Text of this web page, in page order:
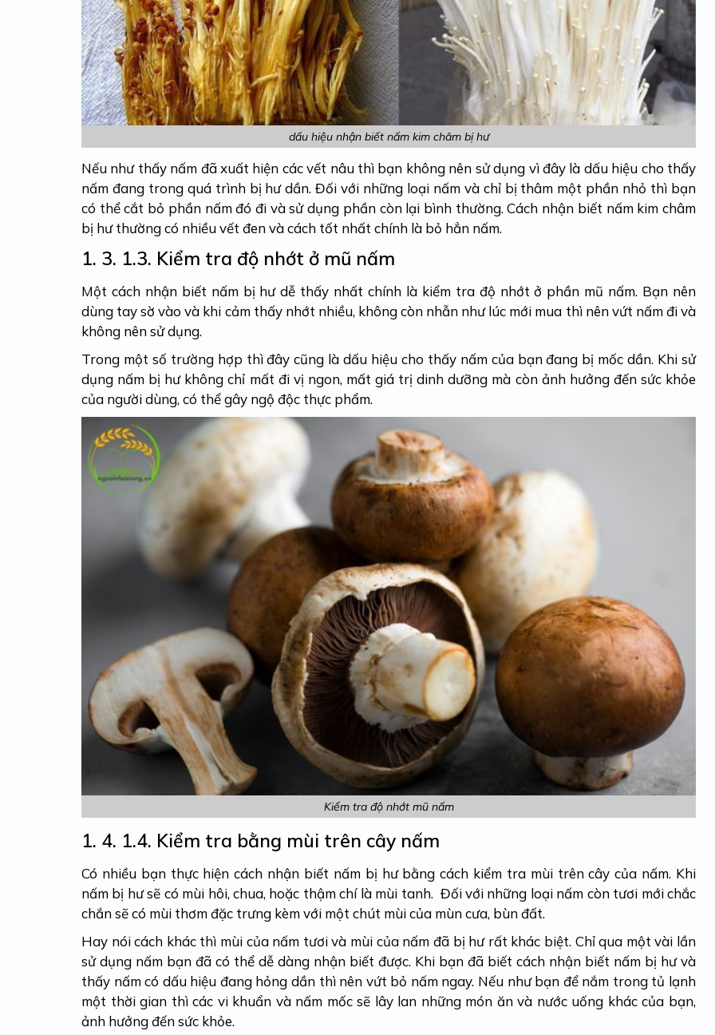
dấu hiệu nhận biết nấm kim châm bị hư
Nếu như thấy nấm đã xuất hiện các vết nâu thì bạn không nên sử dụng vì đây là dấu hiệu cho thấy
nấm đang trong quá trình bị hư dần. Đối với những loại nấm và chỉ bị thâm một phần nhỏ thì bạn
có thể cắt bỏ phần nấm đó đi và sử dụng phần còn lại bình thường. Cách nhận biết nấm kim châm
bị hưthường có nhiều vết đen và cách tốt nhất chính là bỏ hẳn nấm.
1. 3. 1.3. Kiểm tra độ nhớt ở mũ nấm
Một cách nhận biết nấm bị hưdễ thấy nhất chính là kiểm tra độ nhớt ở phần mũ nấm. Bạn nên
dùng tay sờ vào và khi cảm thấy nhớt nhiều, không còn nhẫn như lúc mới mua thì nên vứt nấm đi và
không nên sử dụng.
Trong một số trường hợp thì đây cũng là dấu hiệu cho thấy nấm của bạn đang bị mốc dần. Khi sử
dụng nấm bị hư không chỉ mất đi vị ngon, mất giá trị dinh dưỡng mà còn ảnh hưởng đến sức khỏe
của người dùng, có thể gây ngộ độc thực phẩm.
Kiểm tra độ nhớt mũ nấm
1. 4. 1.4. Kiểm tra bằng mùi trên cây nấm
Có nhiều bạn thực hiện cách nhận biết nấm bị hưbằng cách kiểm tra mùi trên cây của nấm. Khi
nấm bị hư sẽ có mùi hôi, chua, hoặc thậm chí là mùi tanh. Đối với những loại nấm còn tươi mới chắc
chắn sẽ có mùi thơm đặc trưng kèm với một chút mùi của mùn cưa, bùn đất.
Hay nói cách khác thì mùi của nấm tươi và mùi của nấm đã bị hư rất khác biệt. Chỉ qua một vài lần
sử dụng nấm bạn đã có thể dễ dàng nhận biết được. Khi bạn đã biết cách nhận biết nấm bị hưvà
thấy nấm có dấu hiệu đang hỏng dần thì nên vứt bỏ nấm ngay. Nếu như bạn để nắm trong tủ lạnh
một thời gian thì các vi khuẩn và nấm mốc sẽ lây lan những món ăn và nước uống khác của bạn,
ảnh hưởng đến sức khỏe.